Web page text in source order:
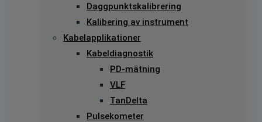
Daggpunktskalibrering
Kalibering av instrument
Kabelapplikationer
Kabeldiagnostik
PD-mätning
VLF
TanDelta
Pulsekometer